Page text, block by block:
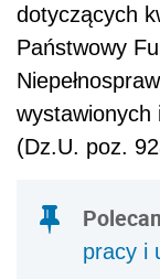
dotyczących
Państwowy
wystawionych
(Dz.U. poz.
pracy i